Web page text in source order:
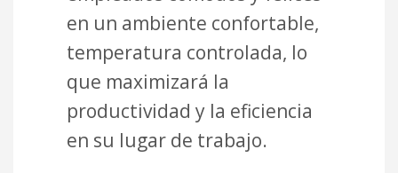
en un ambiente confortable,
temperatura controlada, lo
que maximizará la
productividad y la eficiencia
en su lugar de trabajo.